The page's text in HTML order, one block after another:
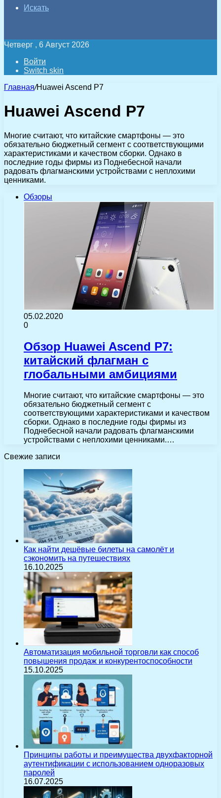
Искать
Четверг , 6 Август 2026
Войти
Switch skin
Главная/Huawei Ascend P7
Huawei Ascend P7
Многие считают, что китайские смартфоны — это
обязательно бюджетный сегмент с соответствующими
характеристиками и качеством сборки. Однако в
последние годы фирмы из Поднебесной начали
радовать флагманскими устройствами с неплохими
ценниками.
Обзоры
05.02.2020
0
Обзор Huawei Ascend P7:
китайский флагман с
глобальными амбициями
Многие считают, что китайские смартфоны — это
обязательно бюджетный сегмент с
соответствующими характеристиками и качеством
сборки. Однако в последние годы фирмы из
Поднебесной начали радовать флагманскими
устройствами с неплохими ценниками.…
Свежие записи
Как найти дешёвые билеты на самолёт и
сэкономить на путешествиях
16.10.2025
Автоматизация мобильной торговли как способ
повышения продаж и конкурентоспособности
15.10.2025
Принципы работы и преимущества двухфакторной
аутентификации с использованием одноразовых
паролей
16.07.2025